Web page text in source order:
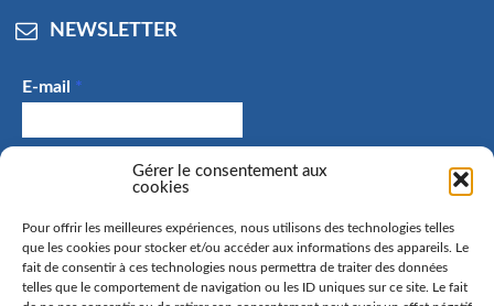
Gérer le consentement aux
cookies
Pour offrir les meilleures expériences, nous utilisons des technologies telles
que les cookies pour stocker et/ou accéder aux informations des appareils. Le
fait de consentir à ces technologies nous permettra de traiter des données
telles que le comportement de navigation ou les ID uniques sur ce site. Le fait
NEWSLETTER
E-mail *
J'accepte de recevoir des e-mails et confirme avoir
pris connaissance de la politique de confidentialité.